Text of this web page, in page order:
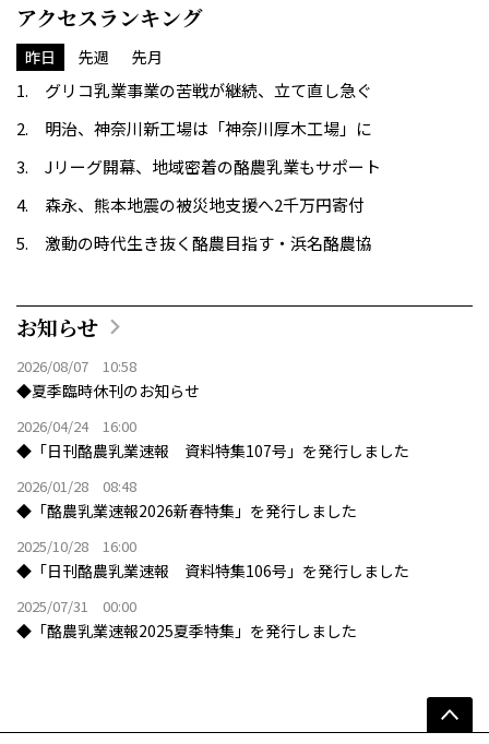
アクセスランキング
昨日 先週 先月
グリコ乳業事業の苦戦が継続、立て直し急ぐ
明治、神奈川新工場は「神奈川厚木工場」に
Jリーグ開幕、地域密着の酪農乳業もサポート
森永、熊本地震の被災地支援へ2千万円寄付
激動の時代生き抜く酪農目指す・浜名酪農協
お知らせ
2026/08/07 10:58
◆夏季臨時休刊のお知らせ
2026/04/24 16:00
◆「日刊酪農乳業速報 資料特集107号」を発行しました
2026/01/28 08:48
◆「酪農乳業速報2026新春特集」を発行しました
2025/10/28 16:00
◆「日刊酪農乳業速報 資料特集106号」を発行しました
2025/07/31 00:00
◆「酪農乳業速報2025夏季特集」を発行しました